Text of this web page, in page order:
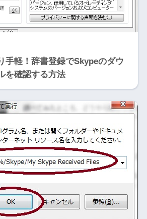
手軽！辞書登録でSkypeのダウ
を確認する方法